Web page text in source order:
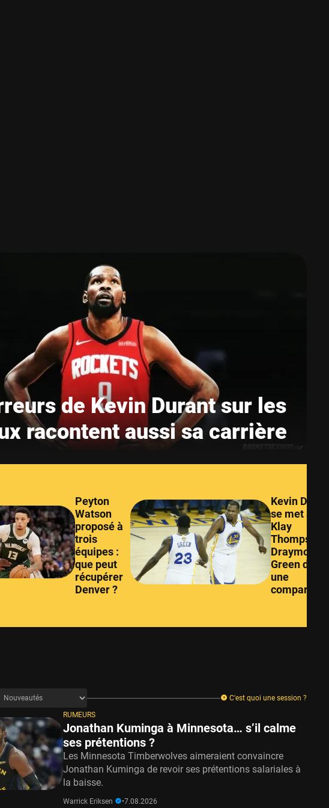
de Kevin Durant sur les
racontent aussi sa carrière
Peyton
Watson
proposé à
trois
équipes :
que peut
récupérer
Denver ?
Kevin Durant
se met à dos
Klay
Thompson et
Draymond
Green dans
une
comparaison
C'est quoi une session ?
RUMEURS
Jonathan Kuminga à Minnesota… s’il calme
ses prétentions ?
Les Minnesota Timberwolves aimeraient convaincre
Jonathan Kuminga de revoir ses prétentions salariales à
la baisse.
Warrick Eriksen •7.08.2026